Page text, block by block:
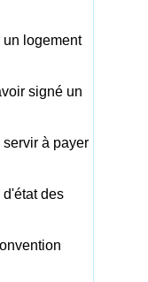
un logement
signé un
à payer
d'état des